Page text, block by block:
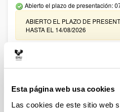
Esta página web usa cookies
Las cookies de este sitio web
Abierto el plazo de presentación:
ABIERTO EL PLAZO DE
HASTA EL 14/08/2026
Ayudas para financiación de la
infraestructura científica y fondos
Trámite abierto
25/03/2026: Corrección de
solicitudes admitidas y excluidas.